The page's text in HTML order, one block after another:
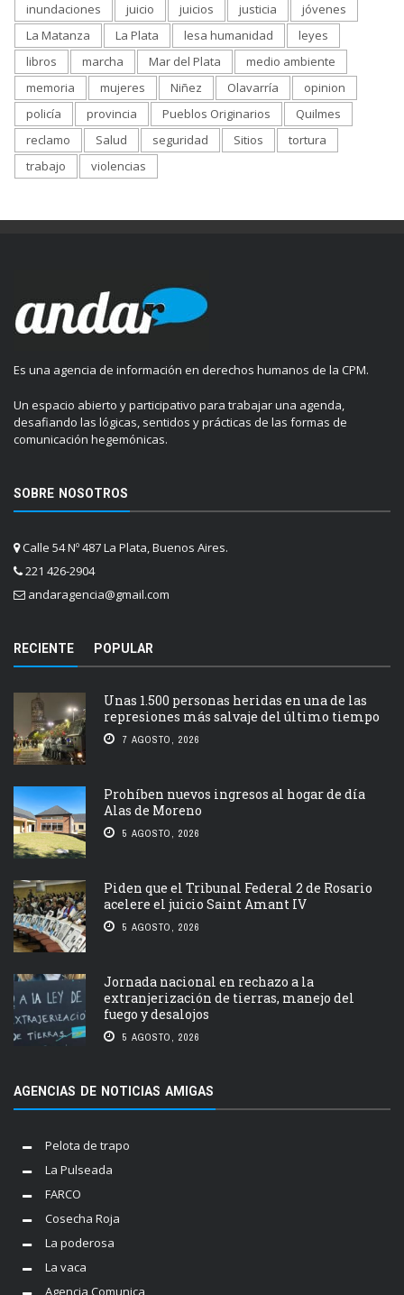
inundaciones
juicio juicios justicia
jóvenes
La Matanza
La Plata lesa humanidad
leyes
libros
marcha Mar del Plata
medio ambiente
memoria
mujeres Niñez Olavarría
opinion
policía
provincia Pueblos Originarios
Quilmes
reclamo
Salud seguridad Sitios
tortura
trabajo
violencias
Es una agencia de información en derechos humanos de la CPM.
Un espacio abierto y participativo para trabajar una agenda,
desafiando las lógicas, sentidos y prácticas de las formas de
comunicación hegemónicas.
SOBRE NOSOTROS
Calle 54 Nº 487 La Plata, Buenos Aires.
221 426-2904
andaragencia@gmail.com
RECIENTE POPULAR
Unas 1.500 personas heridas en una de las
represiones más salvaje del último tiempo
7 AGOSTO, 2026
Prohíben nuevos ingresos al hogar de día
Alas de Moreno
5 AGOSTO, 2026
Piden que el Tribunal Federal 2 de Rosario
acelere el juicio Saint Amant IV
5 AGOSTO, 2026
Jornada nacional en rechazo a la
extranjerización de tierras, manejo del
fuego y desalojos
5 AGOSTO, 2026
AGENCIAS DE NOTICIAS AMIGAS
Pelota de trapo
La Pulseada
FARCO
Cosecha Roja
La poderosa
La vaca
Agencia Comunica